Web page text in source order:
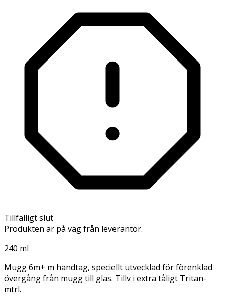
Tillfälligt slut
Produkten är på väg från leverantör.
240 ml
Mugg 6m+ m handtag, speciellt utvecklad för förenklad
övergång från mugg till glas. Tillv i extra tåligt Tritan-
mtrl.